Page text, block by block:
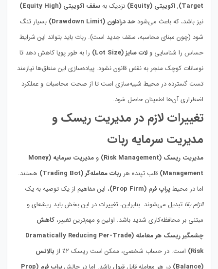
Target)
,اکوییتی (Equity) نزدیک بهسقف اکوییتی (Equity High)
نیز باشد، که باعث می‌شودحد دراداون (Drawdown Limit)
بسیار تنگ
شود (چون مبنای محاسبه، سقف جدید است). ربات باید بتواند این شرایط
حساس را شناسایی و لات سایز (Lot Size)
را به طور پویا کاهش دهد تا
نوسانات کوچک منجر به نقض قانون نشود. پیاده‌سازی این منطق‌ها نیازمند
تست گسترده در محیط شبیه‌سازی است تا از صحت محاسبات و عملکرد
اضطراری آن‌ها اطمینان حاصل شود.
تغییرات لازم در مدیریت ریسک و
مدیریت سرمایه ربات
مدیریت ریسک (Risk Management) و
مدیریت سرمایه (Money
Management) قلب تپنده هر ربات معامله‌گر (Trading Bot)
هستند.
اما در محیطپراپ فرم (Prop Firm)
، این مفاهیم از یک توصیه به یک
الزام بقا تبدیل می‌شوند. بنابراین، تغییرات در این بخش باید ریشه‌ای و
مبتنی بر محافظه‌کاری شدید باشد. اولین و مهم‌ترین تغییر، کاهش
چشمگیر ریسک هر معامله (Dramatically Reducing Per-Trade
Risk) است. در حساب شخصی، ممکن است ریسک ۲٪ از
بالانس
(Balance)
در هر معامله قابل قبول باشد. اما در چالش پراپ فرم (Prop